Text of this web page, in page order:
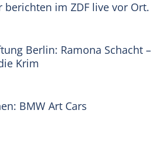
berichten im ZDF live vor Ort.
Berlin: Ramona Schacht –
Krim
BMW Art Cars